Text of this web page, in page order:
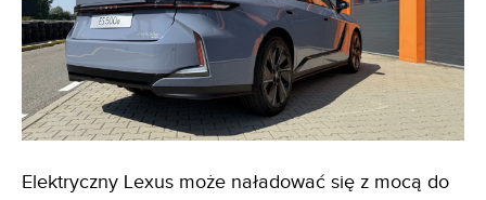
Elektryczny Lexus może naładować się z mocą do